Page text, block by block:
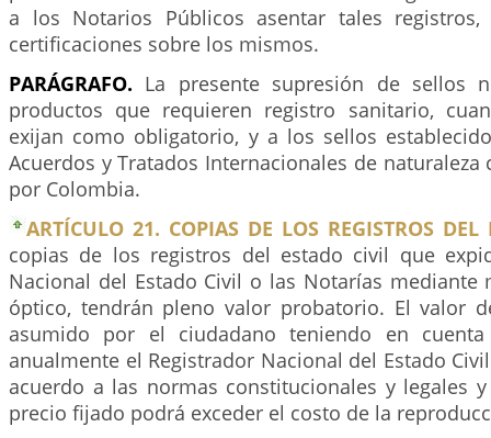
a los Notarios Públicos asentar tales
certificaciones sobre los mismos.
PARÁGRAFO. La presente supresión de sellos
productos que requieren registro sanitario,
exijan como obligatorio, y a los sellos
Acuerdos y Tratados Internacionales de
por Colombia.
ARTÍCULO 21. COPIAS DE LOS REGISTROS DEL
copias de los registros del estado civil que
Nacional del Estado Civil o las Notarías mediante
óptico, tendrán pleno valor probatorio. El valor
asumido por el ciudadano teniendo en
anualmente el Registrador Nacional del Estado
acuerdo a las normas constitucionales y legales
precio fijado podrá exceder el costo de la